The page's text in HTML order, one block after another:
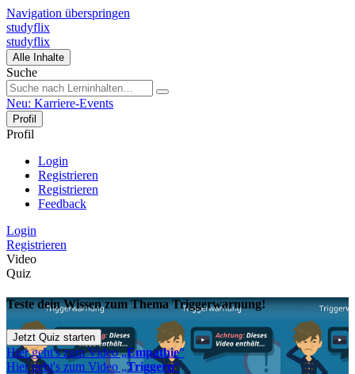
Navigation überspringen
studyflix
studyflix
Alle Inhalte
Suche
Neu: Karriere-Events
Profil
Profil
Login
Registrieren
Registrieren
Feedback
Login
Registrieren
Video
Quiz
Teste dein Wissen zum Thema Triggerwarnung!
Jetzt Quiz starten
Hier geht's zum Video „Empathie“
Hier geht's zum Video „Triggern“